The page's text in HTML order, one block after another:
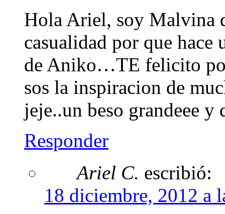
Hola Ariel, soy Malvina
casualidad por que
de Aniko…TE felicito
sos la inspiracion de
jeje..un beso grandeee
Responder
Ariel C. escribió:
18 diciembre, 2012 a